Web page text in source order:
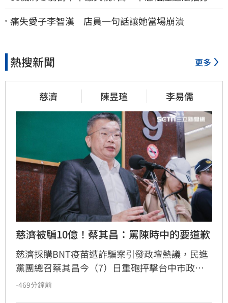
割 家族按月代繳償債
痛失愛子李智漢 店員一句話讓她當場崩潰
熱搜新聞 更多
慈濟 陳昱瑄 李易儒
慈濟被騙10億！蔡其昌：罵陳時中的要道歉
慈濟採購BNT疫苗遭詐騙案引發政壇熱議，民進
黨團總召蔡其昌今（7）日重砲抨擊台中市政
府，直言壞事頻傳與市府態度有關，痛批市長若
-469分鐘前